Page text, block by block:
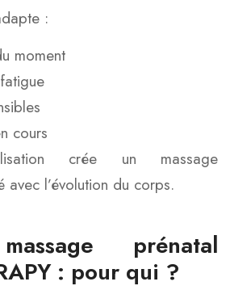
:
moment
cours
crée un massage
avec l’évolution du corps.
prénatal
: pour qui ?